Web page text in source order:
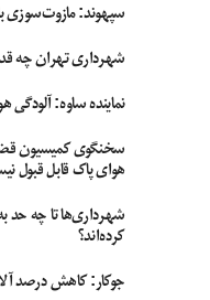
سپهوند:‌ مازوت‌سوزی
شهرداری تهران چه
نماینده ساوه: آلودگی
سخنگوی کمیسیون
هوای پاک قابل قبول
شهرداری‌ها تا چه حد
کرده‌اند؟
جوکار: کاهش درصد